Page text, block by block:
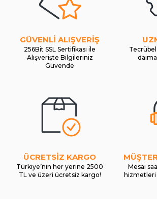
GÜVENLİ ALIŞVERİŞ
256Bit SSL Sertifikası ile
Alışverişte Bilgileriniz
Güvende
Tecrübeli
daima
ÜCRETSİZ KARGO
Türkiye’nin her yerine 2500
TL ve üzeri ücretsiz kargo!
Mesai
hizmetleri